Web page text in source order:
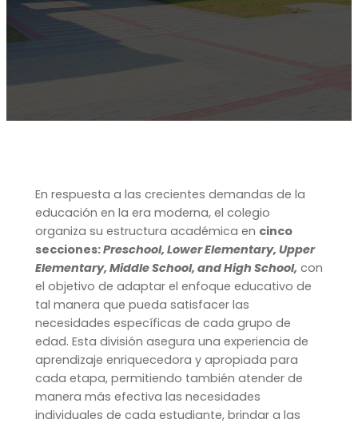
En respuesta a las crecientes demandas de la
educación en la era moderna, el colegio
organiza su estructura académica en cinco
secciones:Preschool, Lower Elementary, Upper
Elementary, Middle School, and High School, con
el objetivo de adaptar el enfoque educativo de
tal manera que pueda satisfacer las
necesidades específicas de cada grupo de
edad. Esta división asegura una experiencia de
aprendizaje enriquecedora y apropiada para
cada etapa, permitiendo también atender de
manera más efectiva las necesidades
individuales de cada estudiante, brindar a las